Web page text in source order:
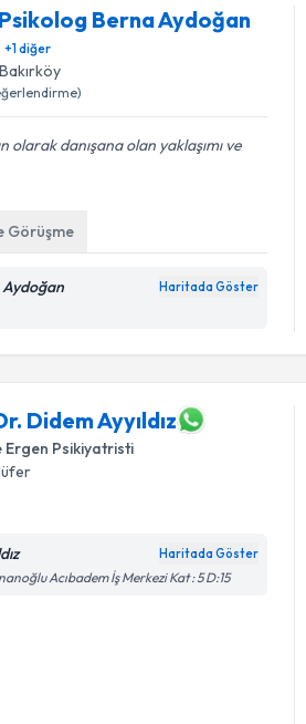
Berna Aydoğan
+1diğer
, Bakırköy
olarak danışana olan yaklaşımı ve
Görüşme
Aydoğan Haritada Göster
Didem Ayyıldız
Ergen Psikiyatristi
Haritada Göster
Acıbadem İş Merkezi Kat : 5 D:15